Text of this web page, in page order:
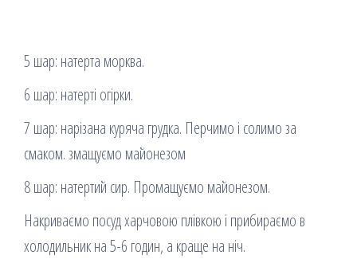
5 шар: натерта морква.
6 шар: натерті огірки.
7 шар: нарізана куряча грудка. Перчимо і солимо за
смаком. змащуємо майонезом
8 шар: натертий сир. Промащуємо майонезом.
Накриваємо посуд харчовою плівкою і прибираємо в
холодильник на 5-6 годин, а краще на ніч.